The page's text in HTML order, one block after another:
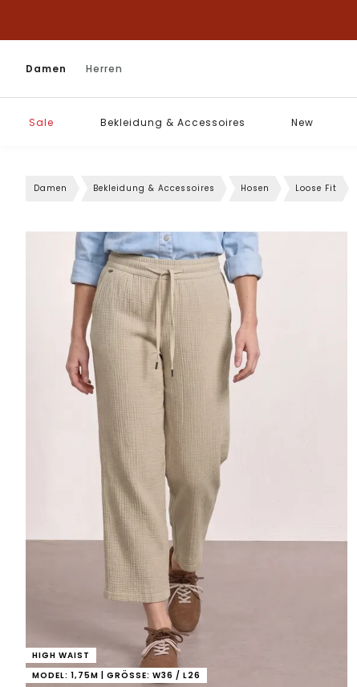
Damen Herren
Sale Bekleidung & Accessoires New
Damen Bekleidung & Accessoires Hosen Loose Fit
HIGH WAIST
MODEL: 1,75M | GRÖSSE: W36 / L26